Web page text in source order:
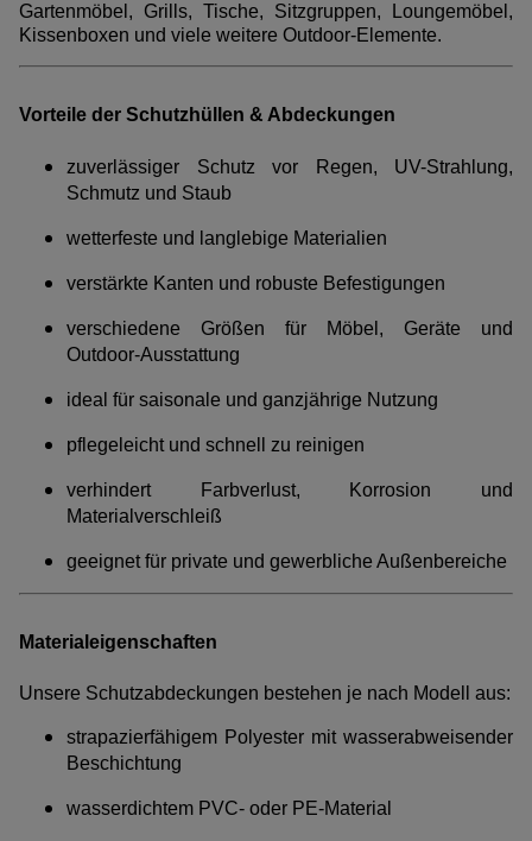
Gartenmöbel, Grills, Tische, Sitzgruppen, Loungemöbel,
Kissenboxen und viele weitere Outdoor-Elemente.
Vorteile der Schutzhüllen & Abdeckungen
zuverlässiger Schutz vor Regen, UV-Strahlung,
Schmutz und Staub
wetterfeste und langlebige Materialien
verstärkte Kanten und robuste Befestigungen
verschiedene Größen für Möbel, Geräte und
Outdoor-Ausstattung
ideal für saisonale und ganzjährige Nutzung
pflegeleicht und schnell zu reinigen
verhindert Farbverlust, Korrosion und
Materialverschleiß
geeignet für private und gewerbliche Außenbereiche
Materialeigenschaften
Unsere Schutzabdeckungen bestehen je nach Modell aus:
strapazierfähigem Polyester mit wasserabweisender
Beschichtung
wasserdichtem PVC- oder PE-Material